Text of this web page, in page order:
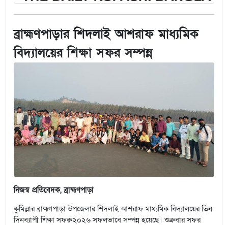
ব্রাহ্মণপাড়ার শিদলাই আশরাফ মাধ্যমিক
বিদ্যালয়ের শিক্ষা সফর সম্পন্ন
নিজস্ব প্রতিবেদক, ব্রাহ্মণপাড়া
কুমিল্লার ব্রাহ্মণপাড়া উপজেলার শিদলাই আশরাফ মাধ্যমিক বিদ্যালয়ের তিন
দিনব্যাপী শিক্ষা সফরু২০২৬ সফলভাবে সম্পন্ন হয়েছে। শুক্রবার সফর